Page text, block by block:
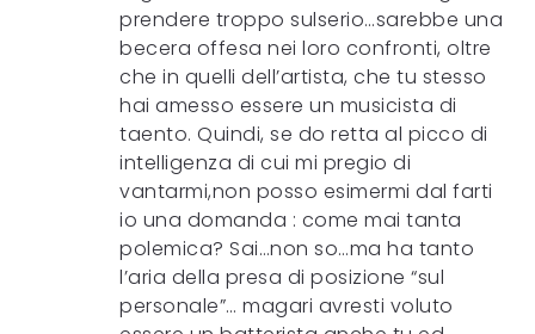
prendere troppo sulserio…sarebbe una
becera offesa nei loro confronti, oltre
che in quelli dell’artista, che tu stesso
hai amesso essere un musicista di
taento. Quindi, se do retta al picco di
intelligenza di cui mi pregio di
vantarmi,non posso esimermi dal farti
io una domanda : come mai tanta
polemica? Sai…non so…ma ha tanto
l’aria della presa di posizione “sul
personale”… magari avresti voluto